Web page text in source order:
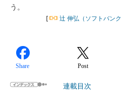
う。
[ 辻 伸弘（ソフトバン
Share Post
連載目次